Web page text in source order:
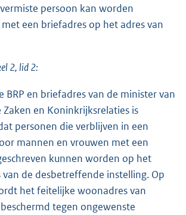
persoon kan worden
een briefadres op het adres van
2, lid 2:
BRP en briefadres van de minister van
Zaken en Koninkrijksrelaties is
personen die verblijven in een
mannen en vrouwen met een
kunnen worden op het
de desbetreffende instelling. Op
het feitelijke woonadres van
tegen ongewenste